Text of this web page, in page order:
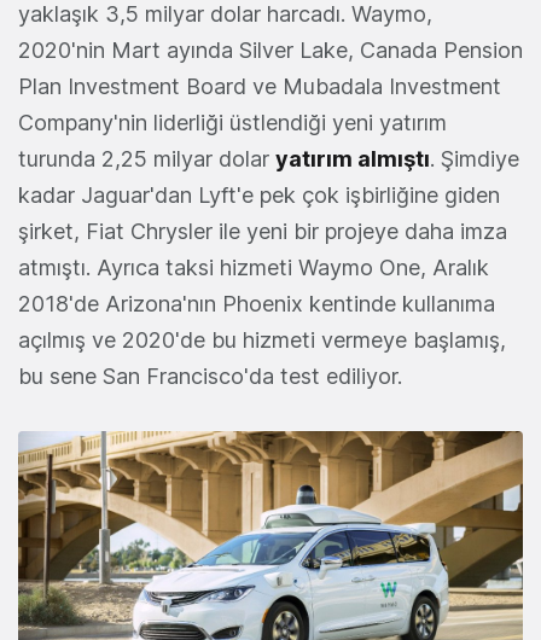
yaklaşık 3,5 milyar dolar harcadı. Waymo,
2020'nin Mart ayında Silver Lake, Canada Pension
Plan Investment Board ve Mubadala Investment
Company'nin liderliği üstlendiği yeni yatırım
turunda 2,25 milyar dolar yatırım almıştı. Şimdiye
kadar Jaguar'dan Lyft'e pek çok işbirliğine giden
şirket, Fiat Chrysler ile yeni bir projeye daha imza
atmıştı. Ayrıca taksi hizmeti Waymo One, Aralık
2018'de Arizona'nın Phoenix kentinde kullanıma
açılmış ve 2020'de bu hizmeti vermeye başlamış,
bu sene San Francisco'da test ediliyor.